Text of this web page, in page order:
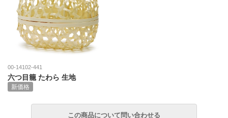
00-14102-441
六つ目籠 たわら 生地
新価格